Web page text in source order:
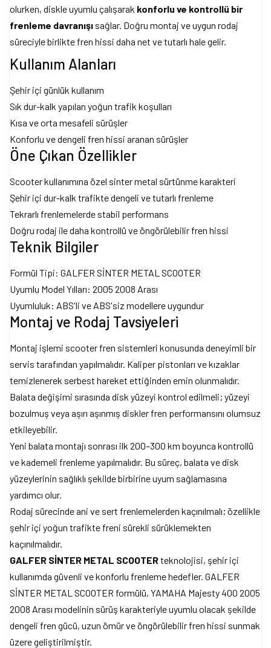
olurken, diskle uyumlu çalışarak konforlu ve kontrollü bir
frenleme davranışı sağlar. Doğru montaj ve uygun rodaj
süreciyle birlikte fren hissi daha net ve tutarlı hale gelir.
Kullanım Alanları
Şehir içi günlük kullanım
Sık dur-kalk yapılan yoğun trafik koşulları
Kısa ve orta mesafeli sürüşler
Konforlu ve dengeli fren hissi aranan sürüşler
Öne Çıkan Özellikler
Scooter kullanımına özel sinter metal sürtünme karakteri
Şehir içi dur-kalk trafikte dengeli ve tutarlı frenleme
Tekrarlı frenlemelerde stabil performans
Doğru rodaj ile daha kontrollü ve öngörülebilir fren hissi
Teknik Bilgiler
Formül Tipi: GALFER SİNTER METAL SCOOTER
Uyumlu Model Yılları: 2005 2008 Arası
Uyumluluk: ABS'li ve ABS'siz modellere uygundur
Montaj ve Rodaj Tavsiyeleri
Montaj işlemi scooter fren sistemleri konusunda deneyimli bir
servis tarafından yapılmalıdır. Kaliper pistonları ve kızaklar
temizlenerek serbest hareket ettiğinden emin olunmalıdır.
Balata değişimi sırasında disk yüzeyi kontrol edilmeli; yüzeyi
bozulmuş veya aşırı aşınmış diskler fren performansını olumsuz
etkileyebilir.
Yeni balata montajı sonrası ilk 200–300 km boyunca kontrollü
ve kademeli frenleme yapılmalıdır. Bu süreç, balata ve disk
yüzeylerinin sağlıklı şekilde birbirine uyum sağlamasına
yardımcı olur.
Rodaj sürecinde ani ve sert frenlemelerden kaçınılmalı; özellikle
şehir içi yoğun trafikte freni sürekli sürüklemekten
kaçınılmalıdır.
GALFER SİNTER METAL SCOOTERteknolojisi, şehir içi
kullanımda güvenli ve konforlu frenleme hedefler. GALFER
SİNTER METAL SCOOTER formülü, YAMAHA Majesty 400 2005
2008 Arası modelinin sürüş karakteriyle uyumlu olacak şekilde
dengeli fren gücü, uzun ömür ve öngörülebilir fren hissi sunmak
üzere geliştirilmiştir.